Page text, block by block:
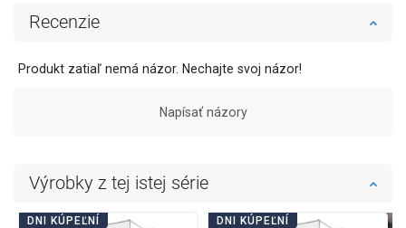
Recenzie
Produkt zatiaľ nemá názor. Nechajte svoj názor!
Napísať názory
Výrobky z tej istej série
DNI KÚPEĽNÍ DNI KÚPEĽNÍ